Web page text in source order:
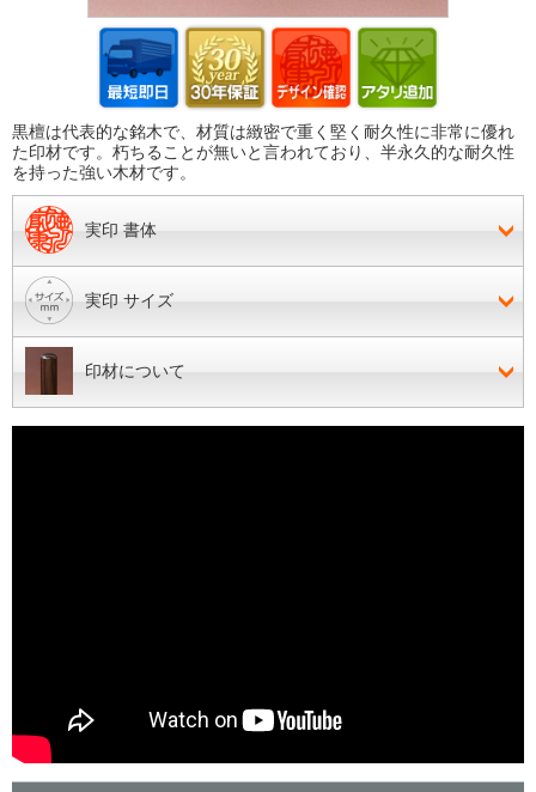
黒檀は代表的な銘木で、材質は緻密で重く堅く耐久性に非常に優れ
た印材です。朽ちることが無いと言われており、半永久的な耐久性
を持った強い木材です。
実印 書体
実印 サイズ
印材について